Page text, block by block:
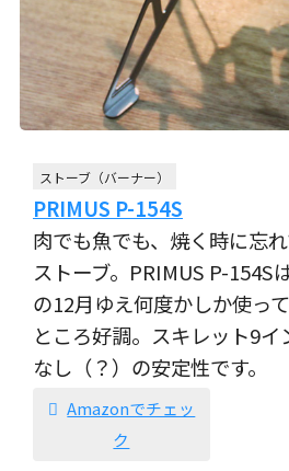
ストーブ（バーナー）
PRIMUS P-154S
肉でも魚でも、焼く時に忘
ストーブ。PRIMUS P-154S
の12月ゆえ何度かしか使っ
ところ好調。スキレット9イ
なし（？）の安定性です。
Amazonでチェッ
ク